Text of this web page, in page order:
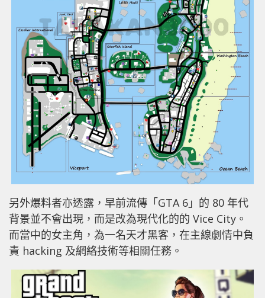
另外爆料者亦透露，早前流傳「GTA 6」的 80 年代
背景並不會出現，而是改為現代化的的 Vice City。
而當中的女主角，為一名天才黑客，在主線劇情中負
責 hacking 及網絡技術等相關任務。